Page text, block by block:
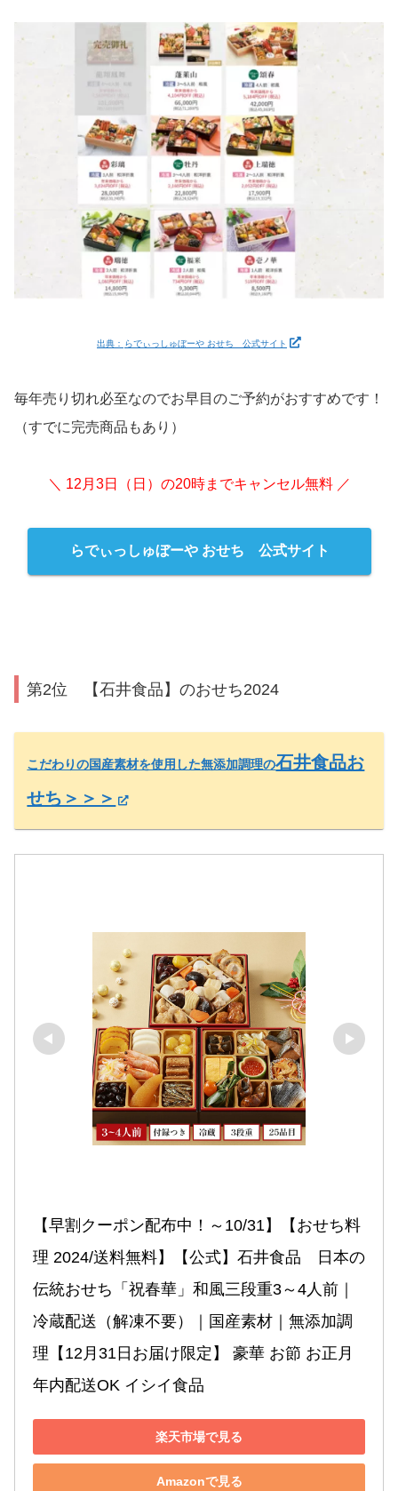
出典： らでぃっしゅぼーや おせち 公式サイト
毎年売り切れ必至なのでお早目のご予約がおすすめです！
（すでに完売商品もあり）
＼ 12月3日（日）の20時までキャンセル無料 ／
らでぃっしゅぼーや おせち 公式サイト
第2位 【石井食品】のおせち2024
こだわりの国産素材を使用した無添加調理の石井食品お
せち＞＞＞
【早割クーポン配布中！～10/31】【おせち料
理 2024/送料無料】【公式】石井食品　日本の
伝統おせち「祝春華」和風三段重3～4人前｜
冷蔵配送（解凍不要）｜国産素材｜無添加調
理【12月31日お届け限定】 豪華 お節 お正月
年内配送OK イシイ食品
楽天市場で見る
Amazonで見る